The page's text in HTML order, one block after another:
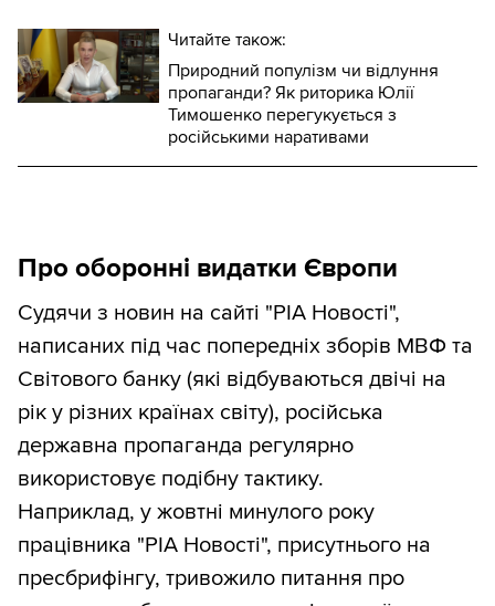
Читайте також:
Природний популізм чи відлуння
пропаганди? Як риторика Юлії
Тимошенко перегукується з
російськими наративами
Про оборонні видатки Європи
Судячи з новин на сайті "РІА Новості",
написаних під час попередніх зборів МВФ та
Світового банку (які відбуваються двічі на
рік у різних країнах світу), російська
державна пропаганда регулярно
використовує подібну тактику.
Наприклад, у жовтні минулого року
працівника "РІА Новості", присутнього на
пресбрифінгу, тривожило питання про